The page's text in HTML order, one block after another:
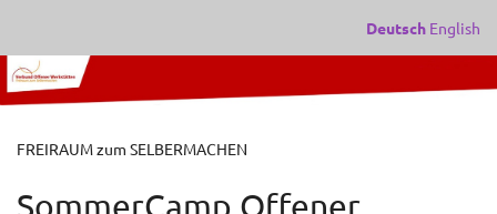
Inhalt
springen
Deutsch English
FREIRAUM zum SELBERMACHEN
SommerCamp Offener